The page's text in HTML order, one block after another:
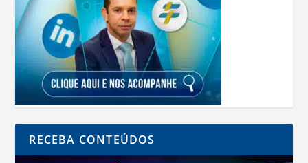
RECEBA CONTEÚDOS